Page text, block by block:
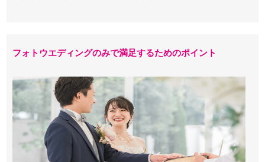
フォトウエディングのみで満足するためのポイント